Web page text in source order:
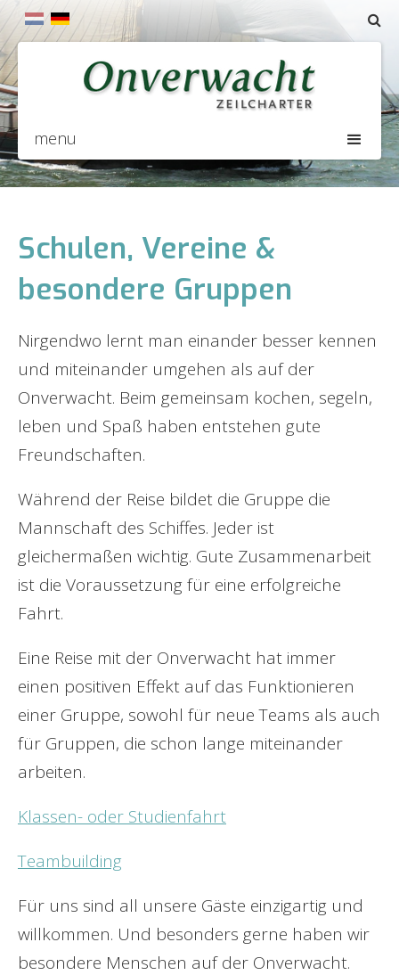
menu
Schulen, Vereine &
besondere Gruppen
Nirgendwo lernt man einander besser kennen
und miteinander umgehen als auf der
Onverwacht. Beim gemeinsam kochen, segeln,
leben und Spaß haben entstehen gute
Freundschaften.
Während der Reise bildet die Gruppe die
Mannschaft des Schiffes. Jeder ist
gleichermaßen wichtig. Gute Zusammenarbeit
ist die Voraussetzung für eine erfolgreiche
Fahrt.
Eine Reise mit der Onverwacht hat immer
einen positiven Effekt auf das Funktionieren
einer Gruppe, sowohl für neue Teams als auch
für Gruppen, die schon lange miteinander
arbeiten.
Klassen- oder Studienfahrt
Teambuilding
Für uns sind all unsere Gäste einzigartig und
willkommen. Und besonders gerne haben wir
besondere Menschen auf der Onverwacht.